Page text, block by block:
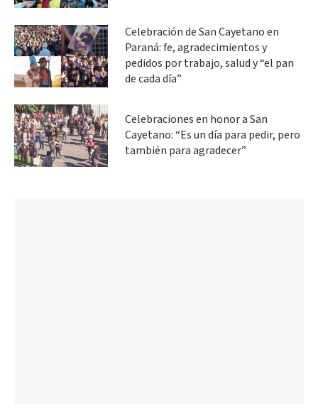
Celebración de San Cayetano en
Paraná: fe, agradecimientos y
pedidos por trabajo, salud y “el pan
de cada día”
Celebraciones en honor a San
Cayetano: “Es un día para pedir, pero
también para agradecer”